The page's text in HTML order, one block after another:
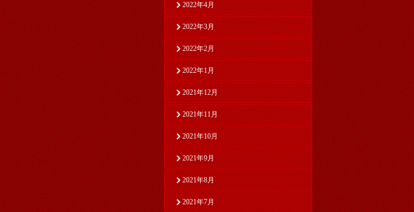
2022年4月
2022年3月
2022年2月
2022年1月
2021年12月
2021年11月
2021年10月
2021年9月
2021年8月
2021年7月